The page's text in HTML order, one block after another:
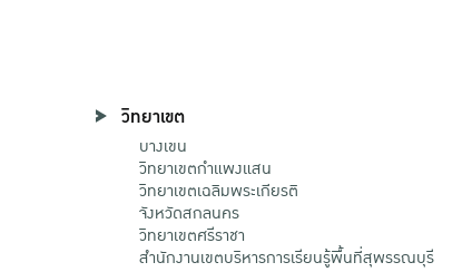
วิทยาเขต
บางเขน
วิทยาเขตกําแพงแสน
วิทยาเขตเฉลิมพระเกียรติ
จังหวัดสกลนคร
วิทยาเขตศรีราชา
สำนักงานเขตบริหารการเรียนรู้พื้นที่สุพรรณบุรี